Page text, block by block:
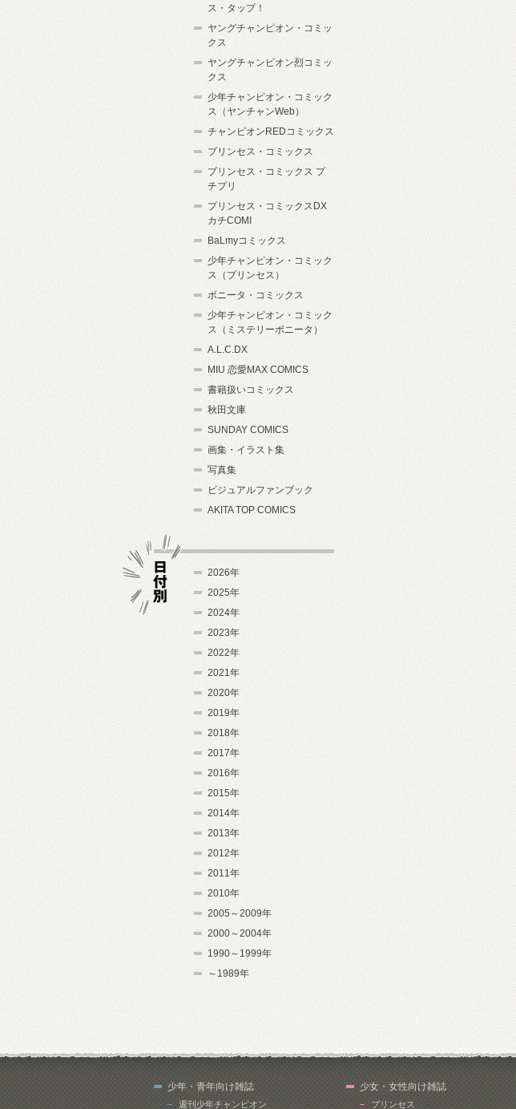
ス・タップ！
ヤングチャンピオン・コミッ
クス
ヤングチャンピオン烈コミッ
クス
少年チャンピオン・コミック
ス（ヤンチャンWeb）
チャンピオンREDコミックス
プリンセス・コミックス
プリンセス・コミックス プ
チプリ
プリンセス・コミックスDX
カチCOMI
BaLmyコミックス
少年チャンピオン・コミック
ス（プリンセス）
ボニータ・コミックス
少年チャンピオン・コミック
ス（ミステリーボニータ）
A.L.C.DX
MIU 恋愛MAX COMICS
書籍扱いコミックス
秋田文庫
SUNDAY COMICS
画集・イラスト集
写真集
ビジュアルファンブック
AKITA TOP COMICS
2026年
2025年
2024年
2023年
2022年
2021年
2020年
2019年
2018年
2017年
2016年
2015年
2014年
2013年
2012年
2011年
2010年
2005～2009年
2000～2004年
1990～1999年
～1989年
少年・青年向け雑誌
週刊少年チャンピオン
少女・女性向け雑誌
プリンセス